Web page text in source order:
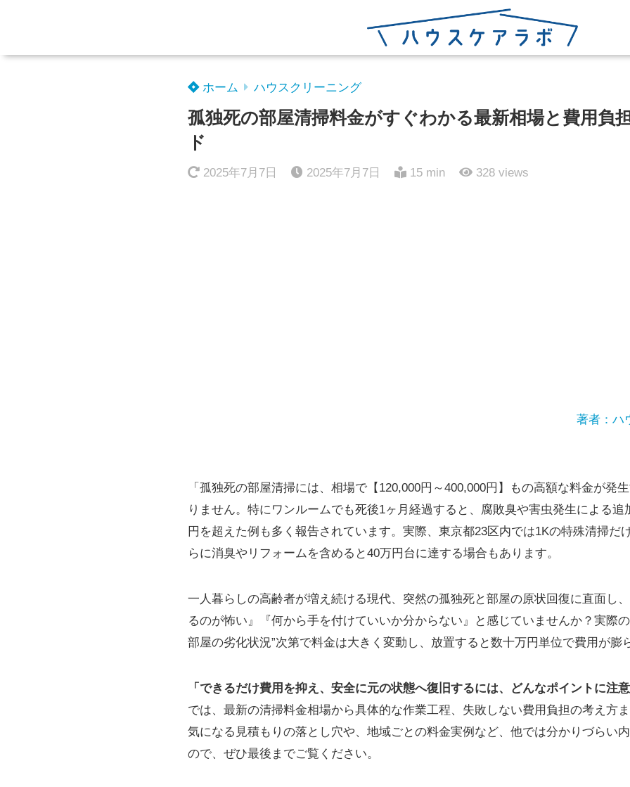
ホーム ハウスクリーニング
孤独死の部屋清掃料金がすぐわかる最新相場と費用負
ド
2025年7月7日 2025年7月7日 15 min 328 views
著者：ハ
「孤独死の部屋清掃には、相場で【120,000円～400,000円】もの高額な料金が発
りません。特にワンルームでも死後1ヶ月経過すると、腐敗臭や害虫発生による追
円を超えた例も多く報告されています。実際、東京都23区内では1Kの特殊清掃だ
らに消臭やリフォームを含めると40万円台に達する場合もあります。
一人暮らしの高齢者が増え続ける現代、突然の孤独死と部屋の原状回復に直面し
るのが怖い』『何から手を付けていいか分からない』と感じていませんか？実際
部屋の劣化状況”次第で料金は大きく変動し、放置すると数十万円単位で費用が膨
「できるだけ費用を抑え、安全に元の状態へ復旧するには、どんなポイントに注意
では、最新の清掃料金相場から具体的な作業工程、失敗しない費用負担の考え方ま
気になる見積もりの落とし穴や、地域ごとの料金実例など、他では分かりづらい
ので、ぜひ最後までご覧ください。